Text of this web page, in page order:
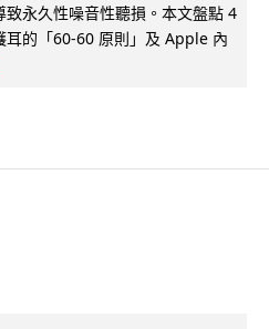
永久性噪音性聽損。本文盤點 4
耳的「60-60 原則」及 Apple 內